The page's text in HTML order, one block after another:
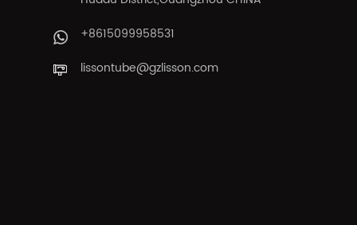
+8615099958531
lissontube@gzlisson.com